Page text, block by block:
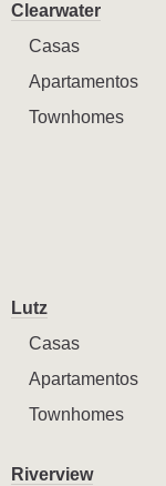
Clearwater
Casas
Apartamentos
Townhomes
Lutz
Casas
Apartamentos
Townhomes
Riverview